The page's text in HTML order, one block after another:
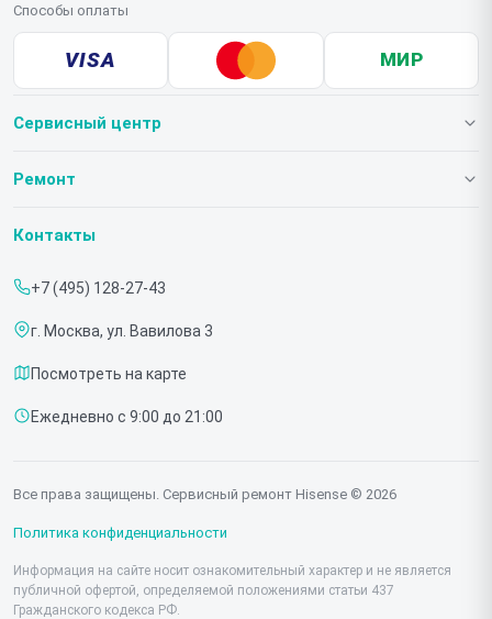
Способы оплаты
VISA МИР
Сервисный центр
О нашем сервисе
Срочный ремонт
Доставка и способы оплаты
Диагностика
Контакты
Ремонт
Телевизоров
Проекторов
Контакты
+7 (495) 128-27-43
г. Москва, ул. Вавилова 3
Посмотреть на карте
Ежедневно с 9:00 до 21:00
Все права защищены. Сервисный ремонт Hisense © 2026
Политика конфиденциальности
Информация на сайте носит ознакомительный характер и не является
публичной офертой, определяемой положениями статьи 437
Гражданского кодекса РФ.